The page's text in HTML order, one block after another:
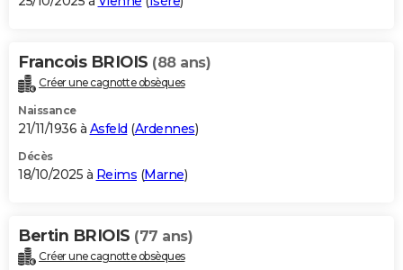
Francois BRIOIS (88 ans)
Créer une cagnotte obsèques
Naissance
21/11/1936 à Asfeld (Ardennes)
Décès
18/10/2025 à Reims (Marne)
Bertin BRIOIS (77 ans)
Créer une cagnotte obsèques